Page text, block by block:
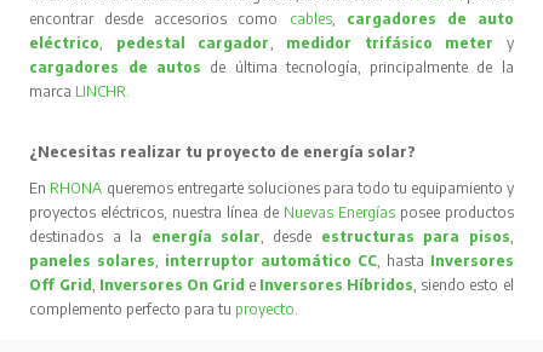
encontrar desde accesorios como cables, cargadores de auto
eléctrico, pedestal cargador, medidor trifásico meter
y
cargadores de autos de última tecnología, principalmente de la
marca LINCHR.
¿Necesitas realizar tu proyecto de energía solar?
En RHONA queremos entregarte soluciones para todo tu equipamiento y
proyectos eléctricos, nuestra línea de Nuevas Energíasposee productos
destinados a la energía solar, desde estructuras para pisos,
paneles solares, interruptor automático CC, hasta Inversores
Off Grid, Inversores On Grid e Inversores Híbridos, siendo esto el
complemento perfecto para tu proyecto.